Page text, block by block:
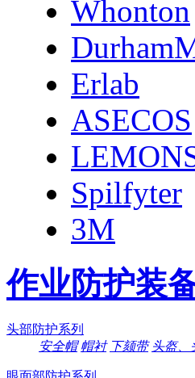
Whonton
Erlab
ASECOS
Spilfyter
3M
作业防护装
头部防护系列
安全帽 帽衬 下颏带 头盔、